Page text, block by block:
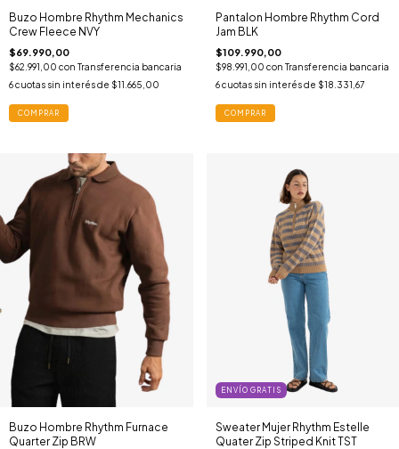
Buzo Hombre Rhythm Mechanics
Crew Fleece NVY
$69.990,00
$62.991,00 con Transferencia bancaria
6cuotas sin interés de $11.665,00
COMPRAR
Pantalon Hombre Rhythm Cord
Jam BLK
$109.990,00
$98.991,00 con Transferencia bancaria
6 cuotas sin interés de $18.331,67
COMPRAR
Buzo Hombre Rhythm Furnace
Quarter Zip BRW
ENVÍO GRATIS
Sweater Mujer Rhythm Estelle
Quater Zip Striped Knit TST